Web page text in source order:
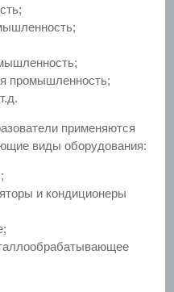
промышленность;
применяются
виды оборудования:
и кондиционеры